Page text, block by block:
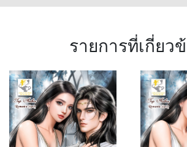
รายการที่เกี่ยว